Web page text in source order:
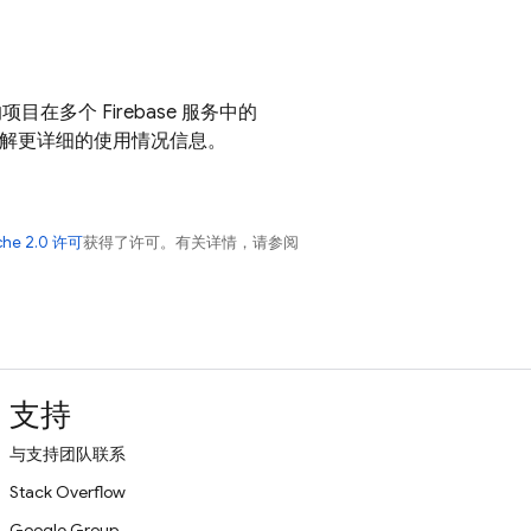
目在多个 Firebase 服务中的
更详细的使用情况信息。
2.0 许可获得了许可。有关详情，请参阅
支持
与支持团队联系
Stack Overflow